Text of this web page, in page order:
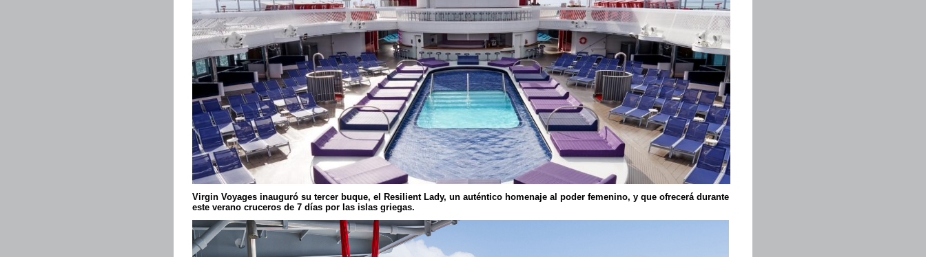
Virgin Voyages inauguró su tercer buque, el Resilient Lady, un auténtico homenaje al poder femenino, y que ofrecerá durante
este verano cruceros de 7 días por las islas griegas.